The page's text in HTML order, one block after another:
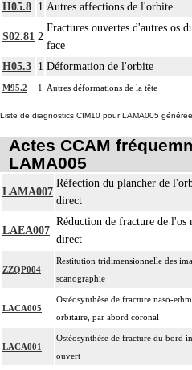
H05.8 1 Autres affections de l'orbite
S02.81 2
Fractures ouvertes d'autres os
face
H05.3 1 Déformation de l'orbite
M95.2 1 Autres déformations de la tête
Liste de diagnostics CIM10 pour LAMA005
Actes CCAM
LAMA005
LAMA007
Réfection du plancher de
direct
LAEA007
Réduction de fracture de l'os
direct
ZZQP004
Restitution tridimensionnelle des
scanographie
LACA005
Ostéosynthèse de fracture naso-
orbitaire, par abord coronal
LACA001
Ostéosynthèse de fracture du bord
ouvert